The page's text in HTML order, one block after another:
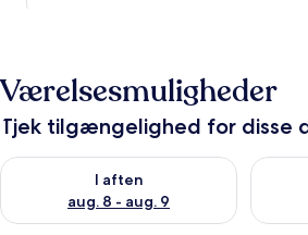
Værelsesmuligheder
Tjek tilgængelighed for disse
I aften
aug. 8 - aug. 9
Tjek tilgængelighed for i aften aug. 8 -
Tjek